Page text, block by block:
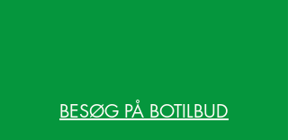
BESØG PÅ BOTILBUD